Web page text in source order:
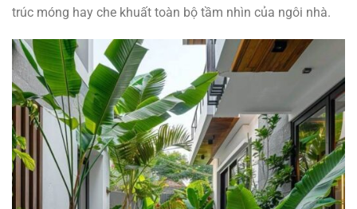
trúc móng hay che khuất toàn bộ tầm nhìn của ngôi nhà.